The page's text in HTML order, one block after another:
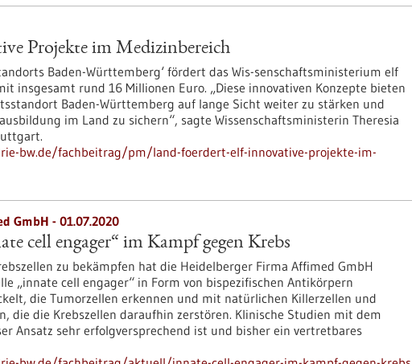
Projekte im Medizinbereich
Baden-Württemberg‘ fördert das Wis-senschaftsministerium elf
insgesamt rund 16 Millionen Euro. „Diese innovativen Konzepte bieten
Baden-Württemberg auf lange Sicht weiter zu stärken und
im Land zu sichern“, sagte Wissenschaftsministerin Theresia
bw.de/fachbeitrag/pm/land-foerdert-elf-innovative-projekte-im-
GmbH - 01.07.2020
cell engager“ im Kampf gegen Krebs
zu bekämpfen hat die Heidelberger Firma Affimed GmbH
„innate cell engager“ in Form von bispezifischen Antikörpern
die Tumorzellen erkennen und mit natürlichen Killerzellen und
die die Krebszellen daraufhin zerstören. Klinische Studien mit dem
Ansatz sehr erfolgversprechend ist und bisher ein vertretbares